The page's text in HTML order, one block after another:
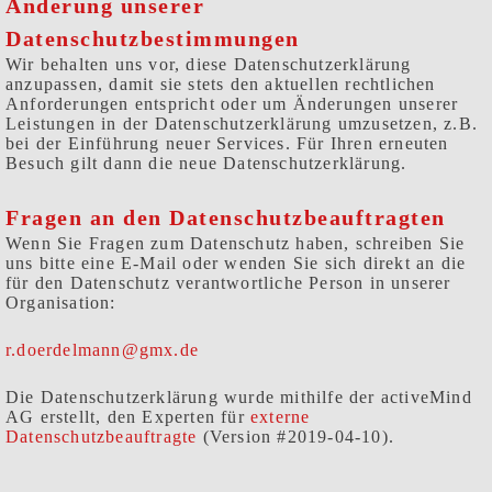
Änderung unserer
Datenschutzbestimmungen
Wir behalten uns vor, diese Datenschutzerklärung
anzupassen, damit sie stets den aktuellen rechtlichen
Anforderungen entspricht oder um Änderungen unserer
Leistungen in der Datenschutzerklärung umzusetzen, z.B.
bei der Einführung neuer Services. Für Ihren erneuten
Besuch gilt dann die neue Datenschutzerklärung.
Fragen an den Datenschutzbeauftragten
Wenn Sie Fragen zum Datenschutz haben, schreiben Sie
uns bitte eine E-Mail oder wenden Sie sich direkt an die
für den Datenschutz verantwortliche Person in unserer
Organisation:
r.doerdelmann@gmx.de
Die Datenschutzerklärung wurde mithilfe der activeMind
AG erstellt, den Experten für externe
Datenschutzbeauftragte (Version #2019-04-10).